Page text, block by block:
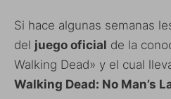
Si hace algunas semanas
del juego oficial de la
Walking Dead» y el cual
Walking Dead: No Man’s